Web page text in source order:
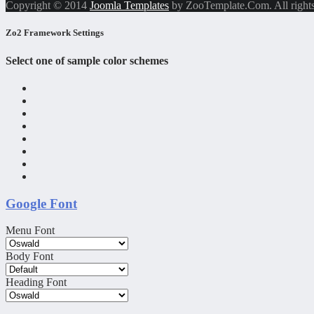
Copyright © 2014 Joomla Templates by ZooTemplate.Com. All
Zo2 Framework Settings
Select one of sample color schemes
Google Font
Menu Font
Body Font
Heading Font